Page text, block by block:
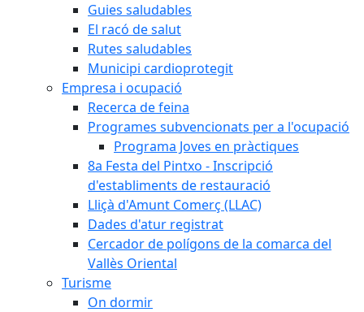
Guies saludables
El racó de salut
Rutes saludables
Municipi cardioprotegit
Empresa i ocupació
Recerca de feina
Programes subvencionats per a l'ocupació
Programa Joves en pràctiques
8a Festa del Pintxo - Inscripció
d'establiments de restauració
Lliçà d'Amunt Comerç (LLAC)
Dades d'atur registrat
Cercador de polígons de la comarca del
Vallès Oriental
Turisme
On dormir